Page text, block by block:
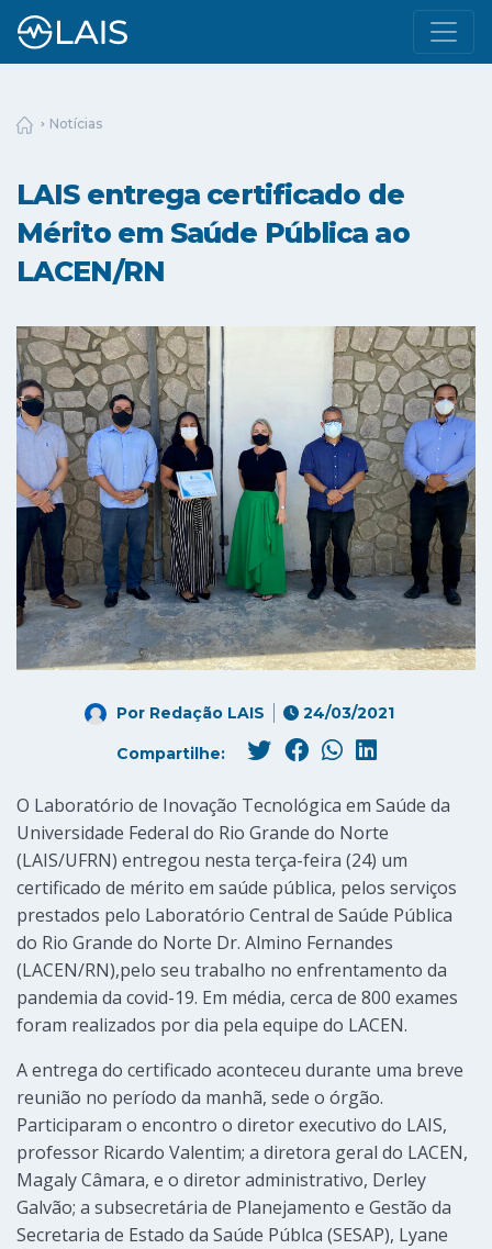
Notícias
LAIS entrega certificado de
Mérito em Saúde Pública ao
LACEN/RN
Por Redação LAIS 24/03/2021
Compartilhe:
O Laboratório de Inovação Tecnológica em Saúde da
Universidade Federal do Rio Grande do Norte
(LAIS/UFRN) entregou nesta terça-feira (24) um
certificado de mérito em saúde pública, pelos serviços
prestados pelo Laboratório Central de Saúde Pública
do Rio Grande do Norte Dr. Almino Fernandes
(LACEN/RN),pelo seu trabalho no enfrentamento da
pandemia da covid-19. Em média, cerca de 800 exames
foram realizados por dia pela equipe do LACEN.
A entrega do certificado aconteceu durante uma breve
reunião no período da manhã, sede o órgão.
Participaram o encontro o diretor executivo do LAIS,
professor Ricardo Valentim; a diretora geral do LACEN,
Magaly Câmara, e o diretor administrativo, Derley
Galvão; a subsecretária de Planejamento e Gestão da
Secretaria de Estado da Saúde Públca (SESAP), Lyane